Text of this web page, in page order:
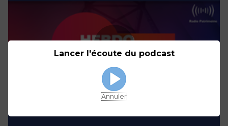
Lancer l'écoute du podcast
Annuler